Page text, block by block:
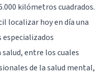
kilómetros cuadrados.
localizar hoy en día una
entre los cuales
de la salud mental,